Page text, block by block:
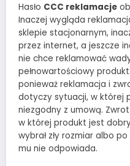
Hasło CCC reklamacje
Inaczej wygląda
sklepie stacjonarnym,
przez internet, a jeszcze
nie chce reklamować
pełnowartościowy
ponieważ reklamacja i
dotyczy sytuacji, w której
niezgodny z umową.
w której produkt jest
wybrał zły rozmiar albo
mu nie odpowiada.